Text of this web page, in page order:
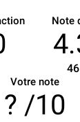
Note
46
Votre note
/10